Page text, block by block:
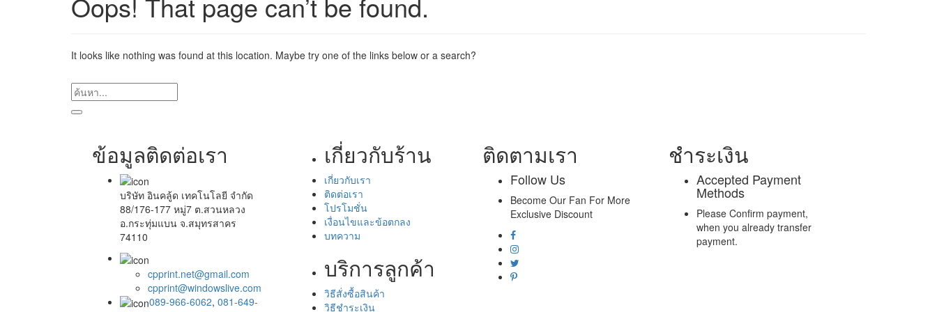
It looks like nothing was found at this location. Maybe try one of the links below or a search?
ข้อมูลติดต่อเรา
บริษัท อินคลู้ด เทคโนโลยี จำกัด
88/176-177 หมู่7 ต.สวนหลวง
อ.กระทุ่มแบน จ.สมุทรสาคร
74110
cpprint.net@gmail.com
cpprint@windowslive.com
089-966-6062, 081-649-
เกี่ยวกับร้าน
เกี่ยวกับเรา
ติดต่อเรา
โปรโมชั่น
เงื่อนไขและข้อตกลง
บทความ
บริการลูกค้า
วิธีสั่งซื้อสินค้า
วิธีชำระเงิน
ติดตามเรา
Follow Us
Become Our Fan For More
Exclusive Discount
ชำระเงิน
Accepted Payment
Methods
Please Confirm payment,
when you already transfer
payment.